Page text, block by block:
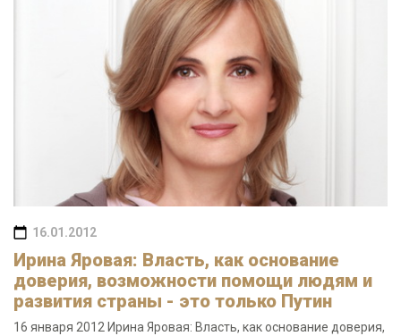
16.01.2012
Ирина Яровая: Власть, как основание
доверия, возможности помощи людям и
развития страны - это только Путин
16 января 2012 Ирина Яровая: Власть, как основание доверия,